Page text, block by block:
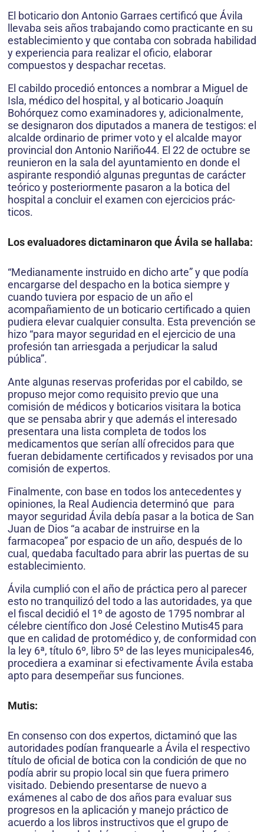
El boticario don Antonio Garraes certificó que Ávila
llevaba seis años trabajando como practicante en su
establecimiento y que contaba con sobrada ha­bilidad
y experiencia para realizar el oficio, elaborar
compuestos y despachar recetas.
El cabildo procedió entonces a nombrar a Miguel de
Isla, médico del hospital, y al boticario Joaquín
Bohórquez como examinadores y, adicionalmente,
se designaron dos diputados a manera de testigos: el
alcalde ordinario de primer voto y el alcalde mayor
provincial don Antonio Nariño44. El 22 de octubre se
reunieron en la sala del ayuntamiento en donde el
aspirante respondió algunas preguntas de carácter
teórico y posteriormente pasaron a la botica del
hospital a concluir el examen con ejercicios prác­
ticos.
Los evaluadores dictaminaron que Ávila se hallaba:
“Medianamente instruido en dicho arte” y que podía
encargarse del despacho en la botica siempre y
cuando tuviera por espacio de un año el
acompañamiento de un boticario certificado a quien
pudiera elevar cualquier consulta. Esta prevención se
hizo “para mayor seguridad en el ejercicio de una
profesión tan arriesgada a perjudicar la salud
pública”.
Ante algunas reservas proferidas por el cabil­do, se
propuso mejor como requisito previo que una
comisión de médicos y boticarios visitara la botica
que se pensaba abrir y que además el inte­resado
presentara una lista completa de todos los
medicamentos que serían allí ofrecidos para que
fueran debidamente certificados y revisados por una
comisión de expertos.
Finalmente, con base en todos los anteceden­tes y
opiniones, la Real Audiencia determinó que para
mayor seguridad Ávila debía pasar a la botica de San
Juan de Dios “a acabar de instruirse en la
farmacopea” por espacio de un año, después de lo
cual, quedaba facultado para abrir las puertas de su
establecimiento.
Ávila cumplió con el año de práctica pero al parecer
esto no tranquilizó del todo a las autorida­des, ya que
el fiscal decidió el 1º de agosto de 1795 nombrar al
célebre científico don José Celestino Mutis45 para
que en calidad de protomédico y, de conformidad con
la ley 6ª, título 6º, libro 5º de las leyes municipales46,
procediera a examinar si efectivamente Ávila estaba
apto para desempeñar sus funciones.
Mutis:
En consenso con dos expertos, dicta­minó que las
autoridades podían franquearle a Ávila el respectivo
título de oficial de botica con la condición de que no
podía abrir su propio local sin que fuera primero
visitado. Debiendo presentarse de nuevo a
exámenes al cabo de dos años para evaluar sus
progresos en la aplicación y manejo práctico de
acuerdo a los libros instructivos que el grupo de